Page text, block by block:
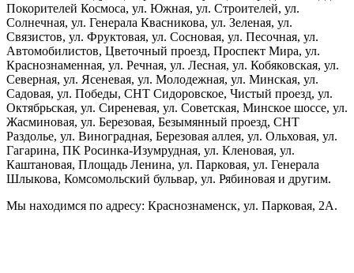
Покорителей Космоса, ул. Южная, ул. Строителей, ул.
Солнечная, ул. Генерала Квасникова, ул. Зеленая, ул.
Связистов, ул. Фруктовая, ул. Сосновая, ул. Песочная, ул.
Автомобилистов, Цветочный проезд, Проспект Мира, ул.
Краснознаменная, ул. Речная, ул. Лесная, ул. Кобяковская, ул.
Северная, ул. Ясеневая, ул. Молодежная, ул. Минская, ул.
Садовая, ул. Победы, СНТ Сидоровское, Чистый проезд, ул.
Октябрьская, ул. Сиреневая, ул. Советская, Минское шоссе, ул.
Жасминовая, ул. Березовая, Безымянный проезд, СНТ
Раздолье, ул. Виноградная, Березовая аллея, ул. Ольховая, ул.
Гагарина, ПК Росинка-Изумрудная, ул. Кленовая, ул.
Каштановая, Площадь Ленина, ул. Парковая, ул. Генерала
Шлыкова, Комсомольский бульвар, ул. Рябиновая и другим.
Мы находимся по адресу: Краснознаменск, ул. Парковая, 2А.